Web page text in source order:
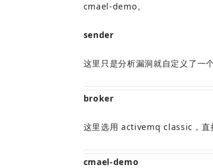
cmael-demo。
sender
这里只是分析漏洞就自定义了一
broker
这里选用 activemq classic，直
cmael-demo